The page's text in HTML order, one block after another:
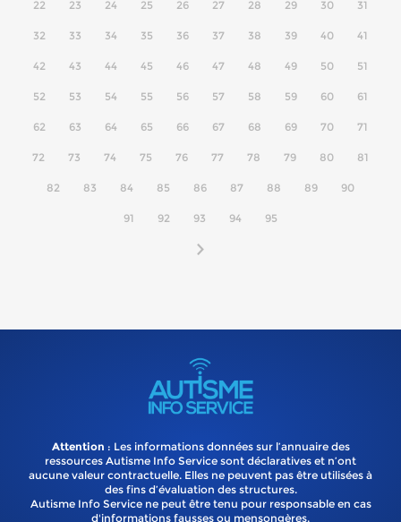
22 23 24 25 26 27 28 29 30 31
32 33 34 35 36 37 38 39 40 41
42 43 44 45 46 47 48 49 50 51
52 53 54 55 56 57 58 59 60 61
62 63 64 65 66 67 68 69 70 71
72 73 74 75 76 77 78 79 80 81
82 83 84 85 86 87 88 89 90
91 92 93 94 95
Attention : Les informations données sur l’annuaire des
ressources Autisme Info Service sont déclaratives et n’ont
aucune valeur contractuelle. Elles ne peuvent pas être utilisées à
des fins d’évaluation des structures.
Autisme Info Service ne peut être tenu pour responsable en cas
d'informations fausses ou mensongères.